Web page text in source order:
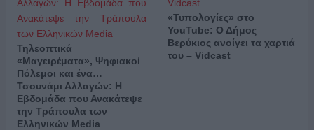
Τηλεοπτικά
«Μαγειρέματα», Ψηφιακοί
Πόλεμοι και ένα…
Τσουνάμι Αλλαγών: Η
Εβδομάδα που Ανακάτεψε
την Τράπουλα των
Ελληνικών Media
«Τυπολογίες» στο
YouTube: Ο Δήμος
Βερύκιος ανοίγει τα χαρτιά
του – Vidcast